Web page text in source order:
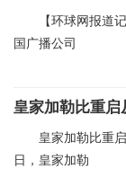
【环球网报道
国广播公司
皇家加勒比重
皇家加勒比重
日，皇家加勒